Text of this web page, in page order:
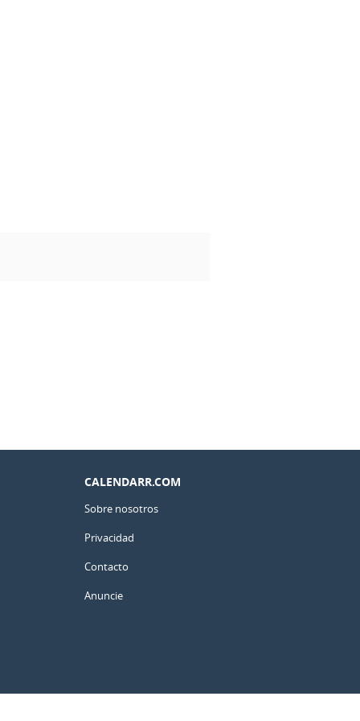
CALENDARR.COM
Sobre nosotros
Privacidad
Contacto
Anuncie